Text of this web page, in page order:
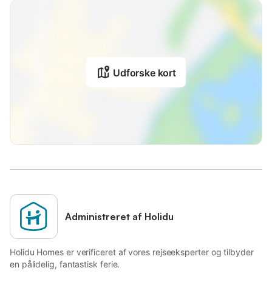
Udforske kort
Administreret af Holidu
Holidu Homes er verificeret af vores rejseeksperter og tilbyder
en pålidelig, fantastisk ferie.